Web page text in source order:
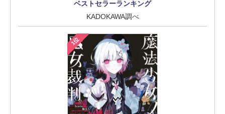
ベストセラーランキング
KADOKAWA調べ
1位